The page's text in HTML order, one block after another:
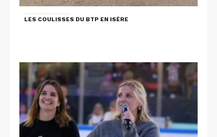
LES COULISSES DU BTP EN ISÈRE